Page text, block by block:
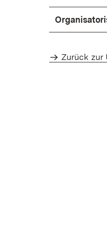
Zurück zur